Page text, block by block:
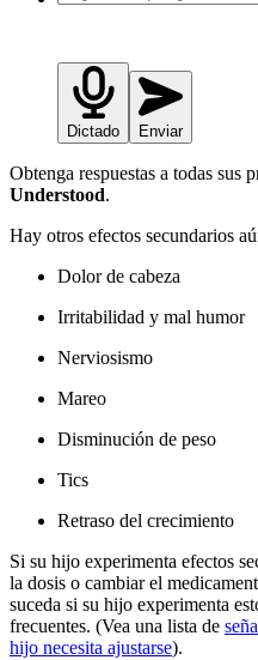
Dictado Enviar
Obtenga respuestas a todas sus
Understood.
Hay otros efectos secundarios
Dolor de cabeza
Irritabilidad y mal humor
Nerviosismo
Mareo
Disminución de peso
Tics
Retraso del crecimiento
Si su hijo experimenta efectos
la dosis o cambiar el
suceda si su hijo experimenta
frecuentes. (Vea una lista de
hijo necesita ajustarse).